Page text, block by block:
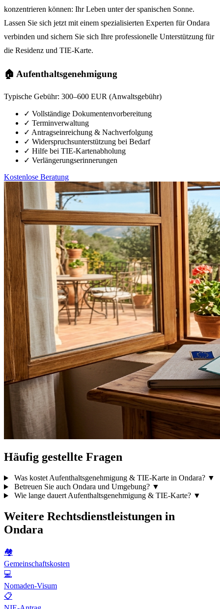
konzentrieren können: Ihr Leben unter der spanischen Sonne.
Lassen Sie sich jetzt mit einem spezialisierten Experten für Ondara
verbinden und sichern Sie sich Ihre professionelle Unterstützung für
die Residenz und TIE-Karte.
🏠 Aufenthaltsgenehmigung
Typische Gebühr: 300–600 EUR (Anwaltsgebühr)
✓ Vollständige Dokumentenvorbereitung
✓ Terminverwaltung
✓ Antragseinreichung & Nachverfolgung
✓ Widerspruchsunterstützung bei Bedarf
✓ Hilfe bei TIE-Kartenabholung
✓ Verlängerungserinnerungen
Kostenlose Beratung
Häufig gestellte Fragen
Was kostet Aufenthaltsgenehmigung & TIE-Karte in Ondara? ▼
Betreuen Sie auch Ondara und Umgebung? ▼
Wie lange dauert Aufenthaltsgenehmigung & TIE-Karte? ▼
Weitere Rechtsdienstleistungen in
Ondara
🏘️
Gemeinschaftskosten
💻
Nomaden-Visum
📋